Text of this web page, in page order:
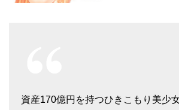
資産170億円を持つひきこもり美少